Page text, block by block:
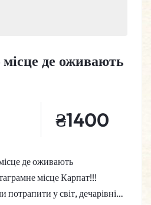
де оживають
₴1400
де оживають
місце Карпат!!!
потрапити у світ, дечарівні